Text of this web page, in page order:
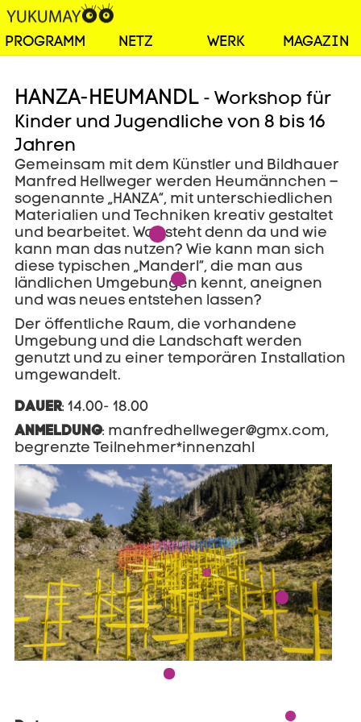
PROGRAMM NETZ WERK MAGAZIN
HANZA-HEUMANDL - Workshop für
Kinder und Jugendliche von 8 bis 16
Jahren
Gemeinsam mit dem Künstler und Bildhauer
Manfred Hellweger werden Heumännchen –
sogenannte „HANZA“, mit unterschiedlichen
Materialien und Techniken kreativ gestaltet
und bearbeitet. Was steht denn da und wie
kann man das nutzen? Wie kann man sich
diese typischen „Manderl“, die man aus
ländlichen Umgebungen kennt, aneignen
und was neues entstehen lassen?
Der öffentliche Raum, die vorhandene
Umgebung und die Landschaft werden
genutzt und zu einer temporären Installation
umgewandelt.
DAUER: 14.00- 18.00
ANMELDUNG: manfredhellweger@gmx.com,
begrenzte Teilnehmer*innenzahl